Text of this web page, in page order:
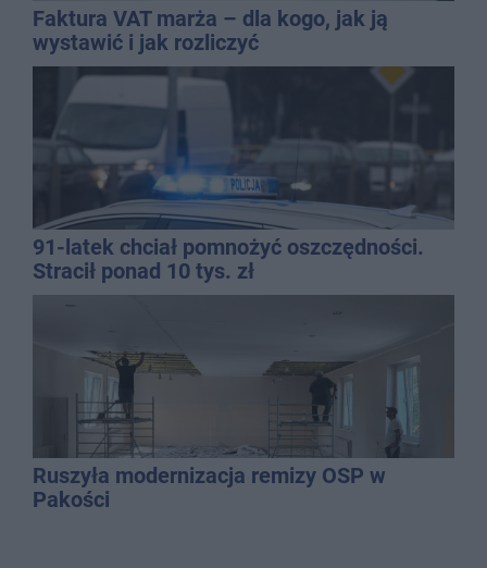
Faktura VAT marża – dla kogo, jak ją
wystawić i jak rozliczyć
91-latek chciał pomnożyć oszczędności.
Stracił ponad 10 tys. zł
Ruszyła modernizacja remizy OSP w
Pakości